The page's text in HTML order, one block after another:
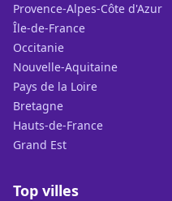
Provence-Alpes-Côte d'Azur
Île-de-France
Occitanie
Nouvelle-Aquitaine
Pays de la Loire
Bretagne
Hauts-de-France
Grand Est
Top villes